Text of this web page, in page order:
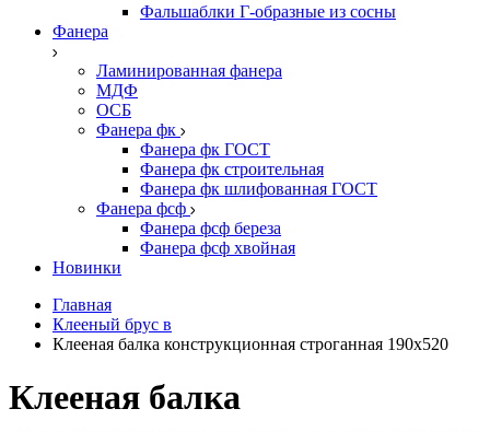
Фальшаблки Г-образные из сосны
Фанера
Ламинированная фанера
МДФ
ОСБ
Фанера фк
Фанера фк ГОСТ
Фанера фк строительная
Фанера фк шлифованная ГОСТ
Фанера фсф
Фанера фсф береза
Фанера фсф хвойная
Новинки
Главная
Клееный брус в
Клееная балка конструкционная строганная 190х520
Клееная балка